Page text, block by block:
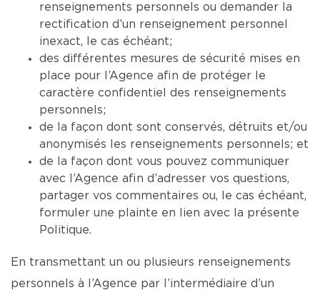
renseignements personnels ou demander la
rectification d’un renseignement personnel
inexact, le cas échéant;
des différentes mesures de sécurité mises en
place pour l’Agence afin de protéger le
caractère confidentiel des renseignements
personnels;
de la façon dont sont conservés, détruits et/ou
anonymisés les renseignements personnels; et
de la façon dont vous pouvez communiquer
avec l’Agence afin d’adresser vos questions,
partager vos commentaires ou, le cas échéant,
formuler une plainte en lien avec la présente
Politique.
En transmettant un ou plusieurs renseignements
personnels à l’Agence par l’intermédiaire d’un